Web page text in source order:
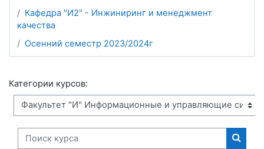
Кафедра "И2" - Инжиниринг и менеджмент
качества
Осенний семестр 2023/2024г
Категории курсов:
Поиск курса